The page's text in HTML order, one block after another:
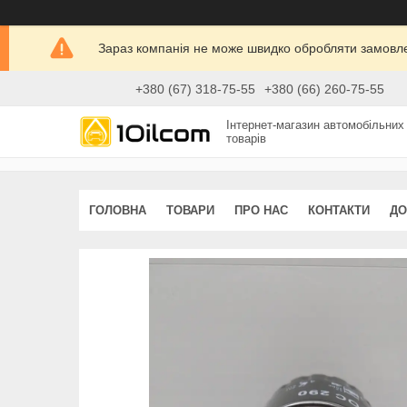
Зараз компанія не може швидко обробляти
+380 (67) 318-75-55 +380 (66) 260-75-55
Інтернет-магазин автомобільних
товарів
ГОЛОВНА ТОВАРИ ПРО НАС КОНТАКТИ